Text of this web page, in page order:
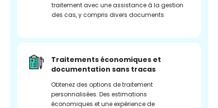
traitement avec une assistance à la gestion
des cas, y compris divers documents.
Traitements économiques et
documentation sans tracas
Obtenez des options de traitement
personnalisées. Des estimations
économiques et une expérience de